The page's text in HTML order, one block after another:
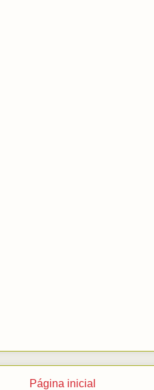
Página inicial